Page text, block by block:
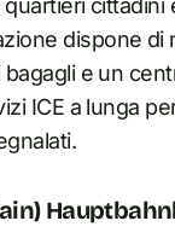
dispone di
e un
ICE a lunga